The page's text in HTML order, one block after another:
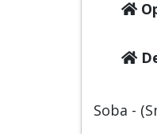
Soba -